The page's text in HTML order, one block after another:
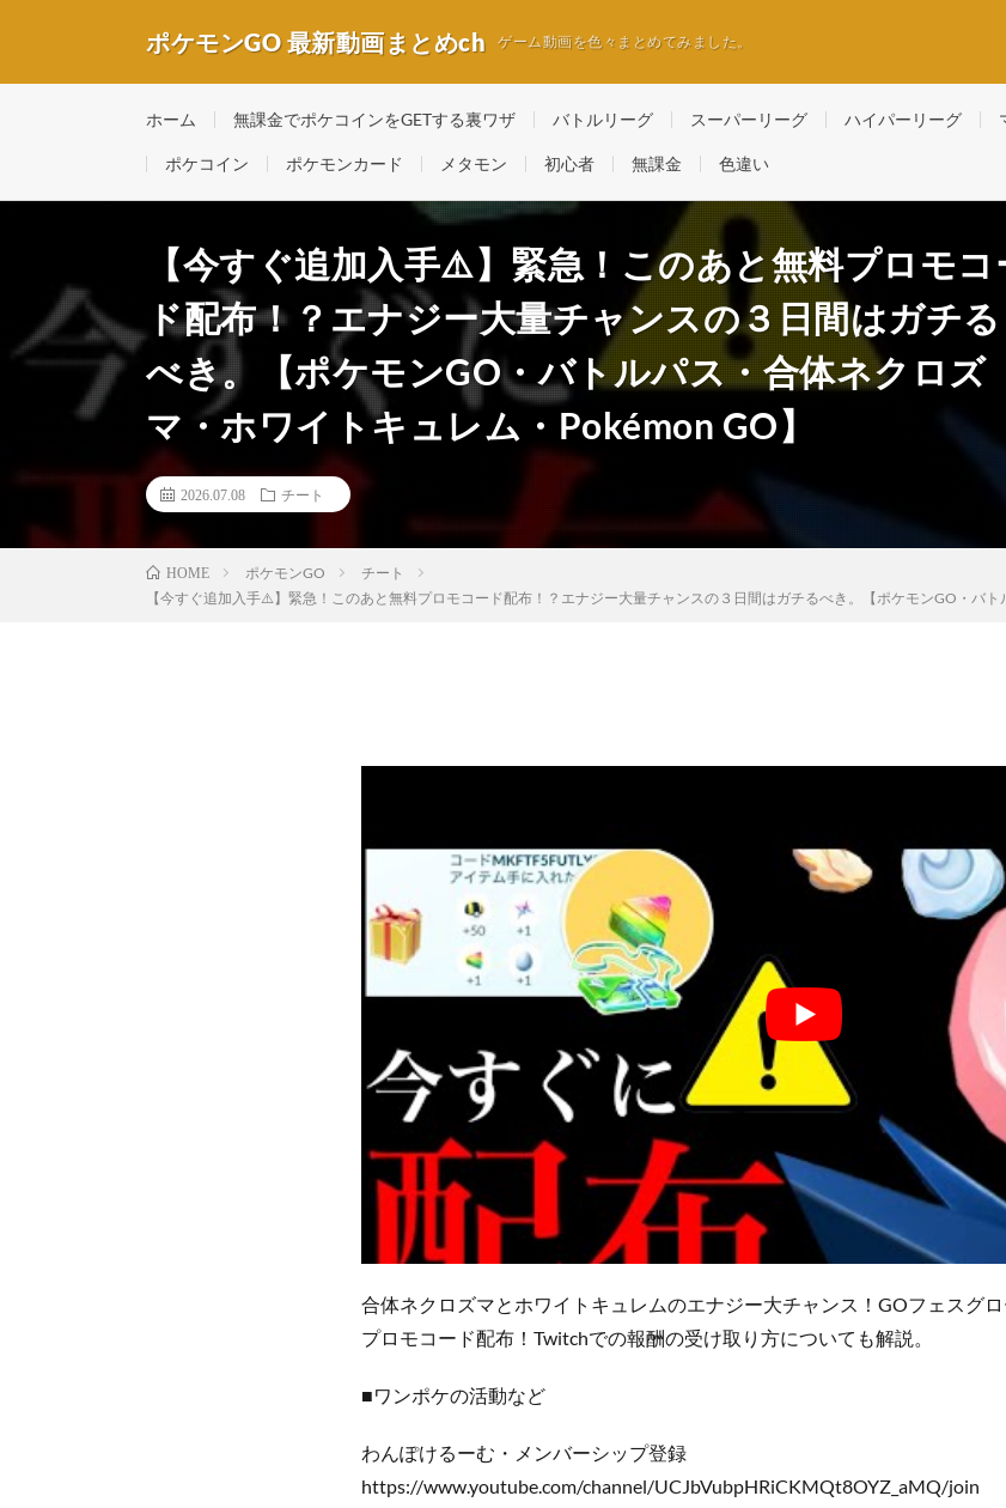
ポケモンGO 最新動画まとめch ゲーム動画を色々まとめてみました。
ホーム 無課金でポケコインをGETする裏ワザ バトルリーグ スーパーリーグ ハイパーリーグ
ポケコイン ポケモンカード メタモン 初心者 無課金 色違い
【今すぐ追加入手⚠️】緊急！このあと無料プロモコ
ド配布！？エナジー大量チャンスの３日間はガチる
べき。【ポケモンGO・バトルパス・合体ネクロズ
マ・ホワイトキュレム・Pokémon GO】
2026.07.08 チート
HOME ポケモンGO
チート
【今すぐ追加入手⚠️】緊急！このあと無料プロモコード配布！？エナジー大量チャンスの３日間はガチるべき。【ポケモンGO・バト
合体ネクロズマとホワイトキュレムのエナジー大チャンス！GOフェスグ
プロモコード配布！Twitchでの報酬の受け取り方についても解説。
■ワンポケの活動など
わんぽけるーむ・メンバーシップ登録
https://www.youtube.com/channel/UCJbVubpHRiCKMQt8OYZ_aMQ/join